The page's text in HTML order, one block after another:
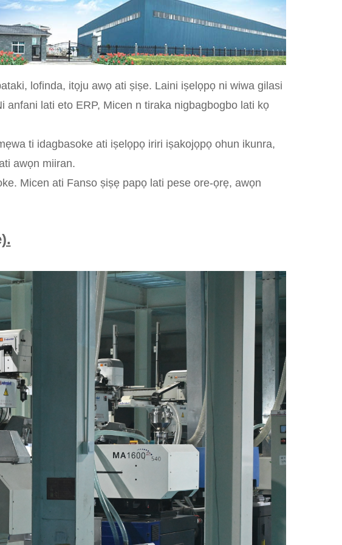
lofinda, itọju awọ ati ṣiṣe. Laini iṣelọpọ ni wiwa gilasi
lati eto ERP, Micen n tiraka nigbagbogbo lati kọ
ti idagbasoke ati iṣelọpọ iriri iṣakojọpọ ohun ikunra,
awọn miiran.
Micen ati Fanso ṣiṣẹ papọ lati pese ore-ọrẹ, awọn